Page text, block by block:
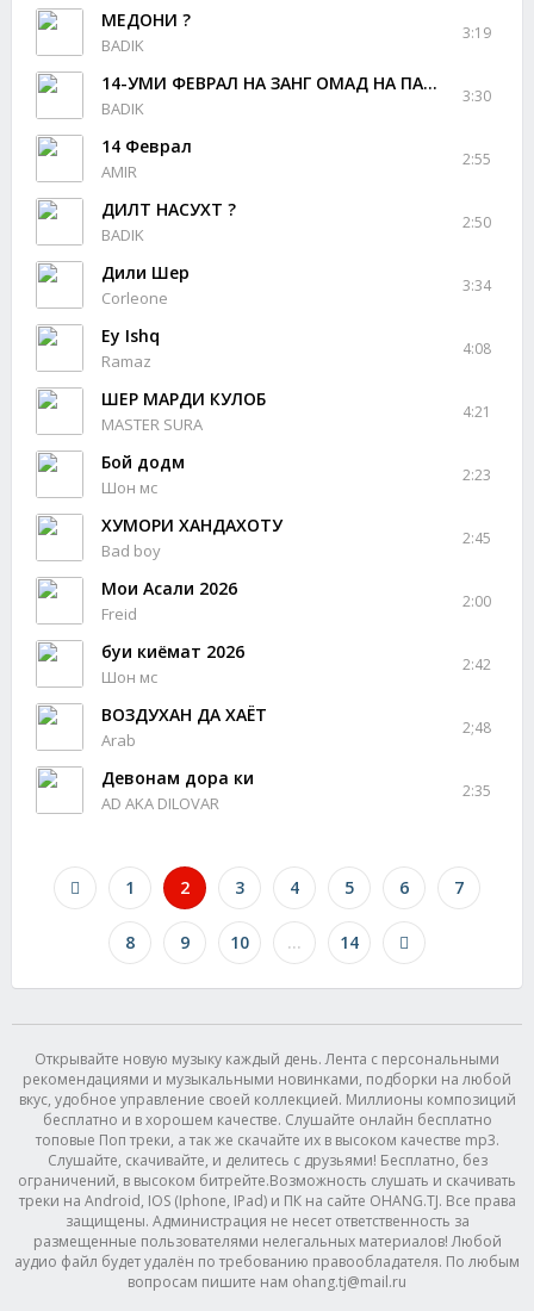
МЕДОНИ ?
BADIK
3:19
14-УМИ ФЕВРАЛ НА ЗАНГ ОМАД НА ПАЁМЕ
BADIK
3:30
14 Феврал
AMIR
2:55
ДИЛТ НАСУХТ ?
BADIK
2:50
Дили Шер
Corleone
3:34
Ey Ishq
Ramaz
4:08
ШЕР МАРДИ КУЛОБ
MASTER SURA
4:21
Бой додм
Шон мс
2:23
ХУМОРИ ХАНДАХОТУ
Bad boy
2:45
Моҳи Асали 2026
Freid
2:00
буи киёмат 2026
Шон мс
2:42
ВОЗДУХАН ДА ХАЁТ
Arab
2;48
Девонам дора ки
AD AKA DILOVAR
2:35
1 2 3 4 5 6 7
8 9 10 ... 14
Открывайте новую музыку каждый день. Лента с персональными
рекомендациями и музыкальными новинками, подборки на любой
вкус, удобное управление своей коллекцией. Миллионы композиций
бесплатно и в хорошем качестве. Слушайте онлайн бесплатно
топовые Поп треки, а так же скачайте их в высоком качестве mp3.
Слушайте, скачивайте, и делитесь с друзьями! Бесплатно, без
ограничений, в высоком битрейте.Возможность слушать и скачивать
треки на Android, IOS (Iphone, IPad) и ПК на сайте OHANG.TJ. Все права
защищены. Администрация не несет ответственность за
размещенные пользователями нелегальных материалов! Любой
аудио файл будет удалён по требованию правообладателя. По любым
вопросам пишите нам ohang.tj@mail.ru